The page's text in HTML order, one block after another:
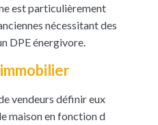
est particulièrement
nécessitant des
DPE énergivore.
vendeurs définir eux
maison en fonction d